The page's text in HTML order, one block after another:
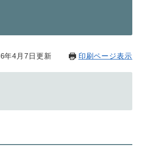
年4月7日更新 印刷ページ表示